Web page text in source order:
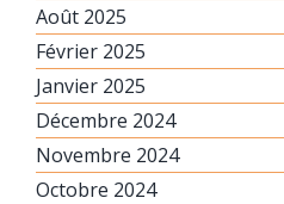
Août 2025
Février 2025
Janvier 2025
Décembre 2024
Novembre 2024
Octobre 2024